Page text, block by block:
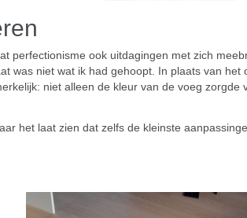
perfectionisme ook uitdagingen met zich
was niet wat ik had gehoopt. In plaats van
niet alleen de kleur van de voeg
het laat zien dat zelfs de kleinste